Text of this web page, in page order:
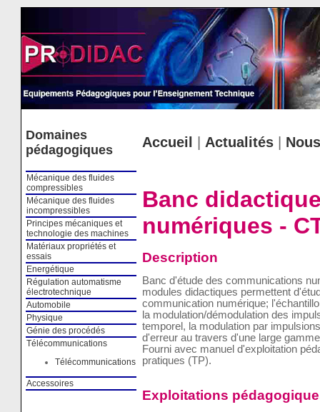
Domaines
pédagogiques
Mécanique des fluides
compressibles
Mécanique des fluides
incompressibles
Principes mécaniques et
technologie des machines
Matériaux propriétés et
essais
Energétique
Régulation automatisme
électrotechnique
Automobile
Physique
Génie des procédés
Télécommunications
Télécommunications
Accessoires
Accueil Actualités|
Banc
numériques -
Description
Banc d'étude des communications
modules didactiques permettent
communication numérique;
la modulation/démodulation des
temporel, la modulation par
d'erreur au travers d'une large
Fourni avec manuel d'exploitation
pratiques (TP).
Exploitations
Cookies management panel